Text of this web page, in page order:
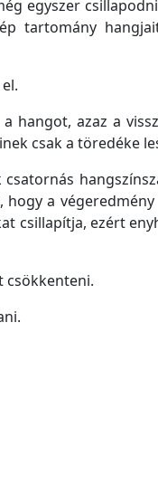
egyszer
tartomány
hangot, azaz a
csak a töredéke
a
csillapítja, ezért
csökkenteni.